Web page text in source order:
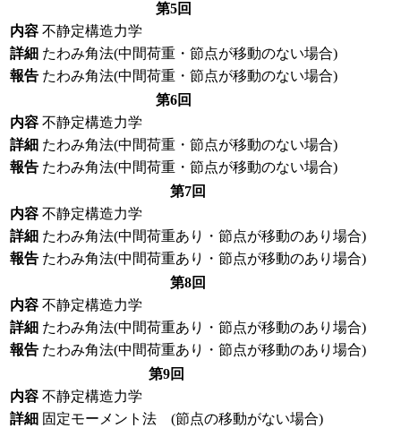
第5回
内容 不静定構造力学
詳細 たわみ角法(中間荷重・節点が移動のない場合)
報告 たわみ角法(中間荷重・節点が移動のない場合)
第6回
内容 不静定構造力学
詳細 たわみ角法(中間荷重・節点が移動のない場合)
報告 たわみ角法(中間荷重・節点が移動のない場合)
第7回
内容 不静定構造力学
詳細 たわみ角法(中間荷重あり・節点が移動のあり場合)
報告 たわみ角法(中間荷重あり・節点が移動のあり場合)
第8回
内容 不静定構造力学
詳細 たわみ角法(中間荷重あり・節点が移動のあり場合)
報告 たわみ角法(中間荷重あり・節点が移動のあり場合)
第9回
内容 不静定構造力学
詳細 固定モーメント法 (節点の移動がない場合)